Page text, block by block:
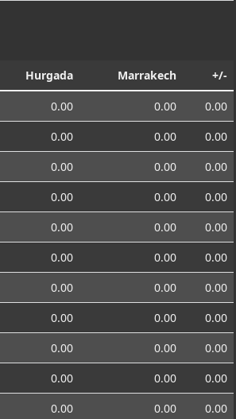
Hurgada Marrakech +/-
0.00 0.00
0.00
0.00 0.00
0.00
0.00 0.00
0.00
0.00 0.00
0.00
0.00 0.00
0.00
0.00 0.00
0.00
0.00 0.00
0.00
0.00 0.00
0.00
0.00 0.00
0.00
0.00 0.00
0.00
0.00 0.00 0.00